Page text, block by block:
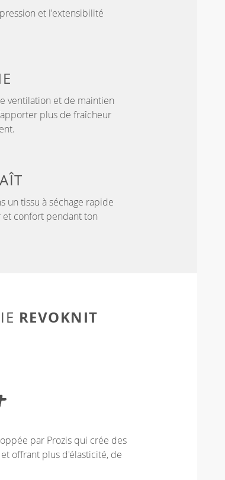
et l'extensibilité
ventilation et de maintien
plus de fraîcheur
un tissu à séchage rapide
confort pendant ton
REVOKNIT
par Prozis qui crée des
offrant plus d'élasticité, de